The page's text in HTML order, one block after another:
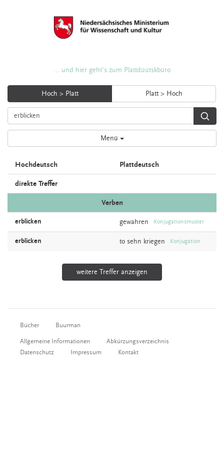
... und hier geht's zum Plattdüütskbüro
Hoch > Platt Platt > Hoch
Menü
Hochdeutsch Plattdeutsch
direkte Treffer
Verben
erblicken gewahren Konjugationsmuster
erblicken to sehn kriegen Konjugation
weitere Treffer anzeigen
Bücher Buurman
Allgemeine Informationen
Abkürzungsverzeichnis
Datenschutz
Impressum Kontakt